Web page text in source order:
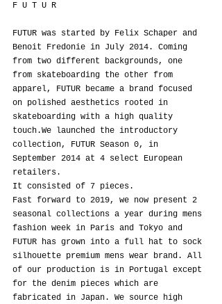
F U T U R
FUTUR was started by Felix Schaper and
Benoit Fredonie in July 2014. Coming
from two different backgrounds, one
from skateboarding the other from
apparel, FUTUR became a brand focused
on polished aesthetics rooted in
skateboarding with a high quality
touch.We launched the introductory
collection, FUTUR Season 0, in
September 2014 at 4 select European
retailers.
It consisted of 7 pieces.
Fast forward to 2019, we now present 2
seasonal collections a year during mens
fashion week in Paris and Tokyo and
FUTUR has grown into a full hat to sock
silhouette premium mens wear brand. All
of our production is in Portugal except
for the denim pieces which are
fabricated in Japan. We source high